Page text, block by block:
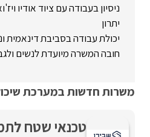
ניסיון בעבודה עם ציוד אודיו
יתרון
יכולת עבודה בסביבת דינאמית
חובה המשרה מיועדת לנשים
משרות חדשות במערכת
טכנאי שטח